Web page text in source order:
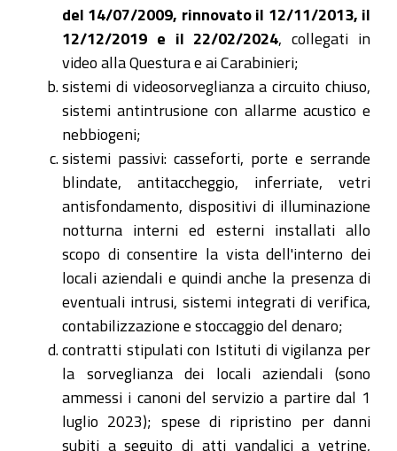
del 14/07/2009, rinnovato il 12/11/2013, il
12/12/2019 e il 22/02/2024 , collegati in
video alla Questura e ai Carabinieri;
sistemi di videosorveglianza a circuito chiuso,
sistemi antintrusione con allarme acustico e
nebbiogeni;
sistemi passivi: casseforti, porte e serrande
blindate, antitaccheggio, inferriate, vetri
antisfondamento, dispositivi di illuminazione
notturna interni ed esterni installati allo
scopo di consentire la vista dell'interno dei
locali aziendali e quindi anche la presenza di
eventuali intrusi, sistemi integrati di verifica,
contabilizzazione e stoccaggio del denaro;
contratti stipulati con Istituti di vigilanza per
la sorveglianza dei locali aziendali (sono
ammessi i canoni del servizio a partire dal 1
luglio 2023); spese di ripristino per danni
subiti a seguito di atti vandalici a vetrine,